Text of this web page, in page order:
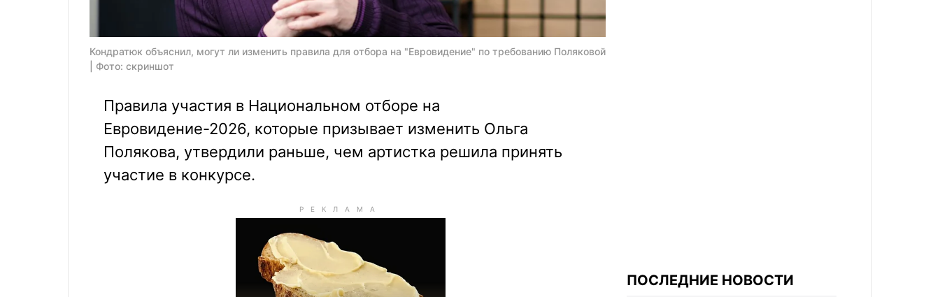
Кондратюк объяснил, могут ли изменить правила для отбора на "Евровидение" по требованию Поляковой
| Фото: скриншот
Правила участия в Национальном отборе на
Евровидение-2026, которые призывает изменить Ольга
Полякова, утвердили раньше, чем артистка решила принять
участие в конкурсе.
ПОСЛЕДНИЕ НОВОСТИ